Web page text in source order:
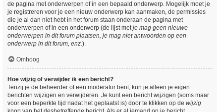
de pagina met onderwerpen of in een bepaald onderwerp. Mogelijk moet je
je registreren voor je een nieuw onderwerp kan aanmaken, de permissies
die je al dan niet hebt in het forum staan onderaan de pagina met
onderwerpen of in een onderwerp (de lijst metje mag geen nieuwe
onderwerpen in dit forum plaatsen, je mag niet antwoorden op een
onderwerp in dit forum, enz.).
Omhoog
Hoe wijzig of verwijder ik een bericht?
Tenzij je de beheerder of een moderator bent, kun je alleen je eigen
berichten wijzigen en verwijderen. Je kunt een bericht wijzigen (soms maar
voor een beperkte tijd nadat het geplaatst is) door te klikken op de wijzig